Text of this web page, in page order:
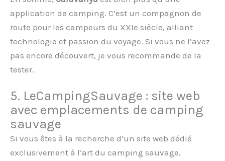
application de camping. C’est un compagnon de
route pour les campeurs du XXIe siècle, alliant
technologie et passion du voyage. Si vous ne l’avez
pas encore découvert, je vous recommande de la
tester.
5. LeCampingSauvage : site web
avec emplacements de camping
sauvage
Si vous êtes à la recherche d’un site web dédié
exclusivement à l’art du camping sauvage,